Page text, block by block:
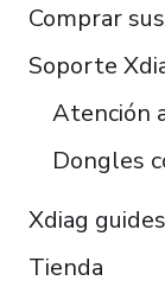
Comprar
Soporte
Atención
Dongles
Xdiag guides
Tienda